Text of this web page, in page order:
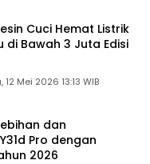
Cuci Hemat Listrik
di Bawah 3 Juta Edisi
Selasa, 12 Mei 2026 13:13 WIB
dan
Pro dengan
2026